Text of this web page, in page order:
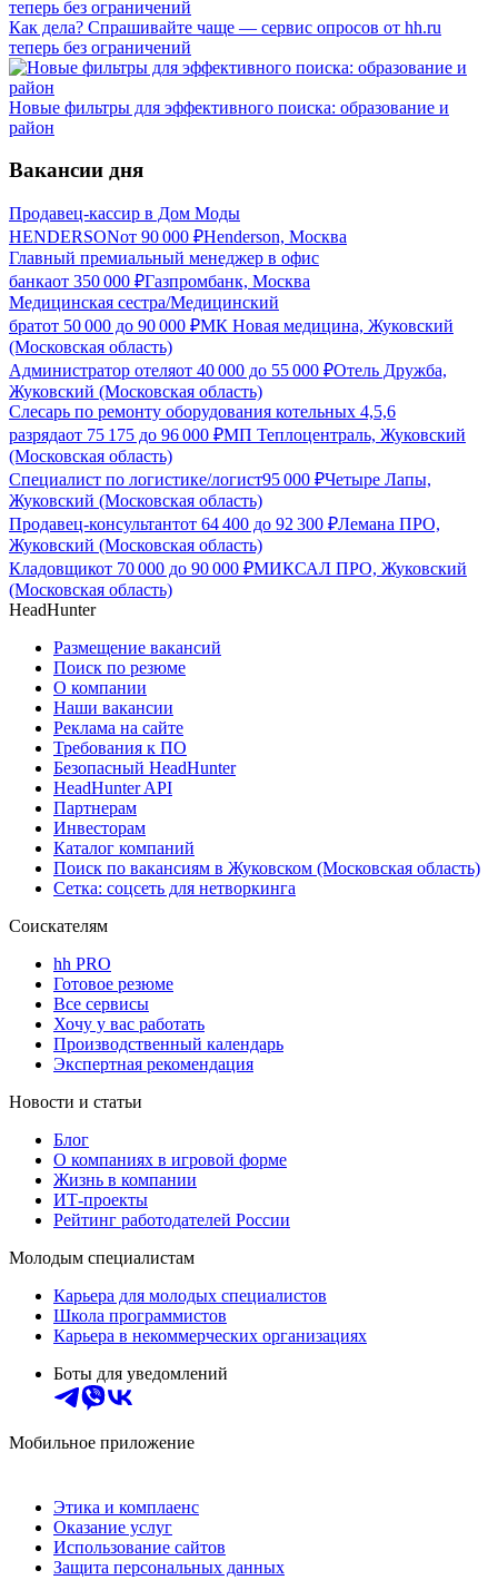
Как дела? Спрашивайте чаще — сервис опросов от hh.ru
теперь без ограничений
Новые фильтры для эффективного поиска: образование и
район
Вакансии дня
Продавец-кассир в Дом Моды
HENDERSONот 90 000 ₽Henderson, Москва
Главный премиальный менеджер в офис
банкаот 350 000 ₽Газпромбанк, Москва
Медицинская сестра/Медицинский
братот 50 000 до 90 000 ₽МК Новая медицина, Жуковский
(Московская область)
Администратор отеляот 40 000 до 55 000 ₽Отель Дружба,
Жуковский (Московская область)
Слесарь по ремонту оборудования котельных 4,5,6
разрядаот 75 175 до 96 000 ₽МП Теплоцентраль, Жуковский
(Московская область)
Специалист по логистике/логист95 000 ₽Четыре Лапы,
Жуковский (Московская область)
Продавец-консультантот 64 400 до 92 300 ₽Лемана ПРО,
Жуковский (Московская область)
Кладовщикот 70 000 до 90 000 ₽МИКСАЛ ПРО, Жуковский
(Московская область)
HeadHunter
Размещение вакансий
Поиск по резюме
О компании
Наши вакансии
Реклама на сайте
Требования к ПО
Безопасный HeadHunter
HeadHunter API
Партнерам
Инвесторам
Каталог компаний
Поиск по вакансиям в Жуковском (Московская область)
Сетка: соцсеть для нетворкинга
Соискателям
hh PRO
Готовое резюме
Все сервисы
Хочу у вас работать
Производственный календарь
Экспертная рекомендация
Новости и статьи
Блог
О компаниях в игровой форме
Жизнь в компании
ИТ-проекты
Рейтинг работодателей России
Молодым специалистам
Карьера для молодых специалистов
Школа программистов
Карьера в некоммерческих организациях
Боты для уведомлений
Мобильное приложение
Этика и комплаенс
Оказание услуг
Использование сайтов
Защита персональных данных